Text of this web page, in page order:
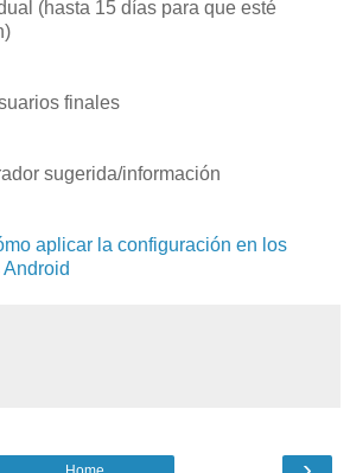
(hasta 15 días para que esté
finales
sugerida/información
aplicar la configuración en los